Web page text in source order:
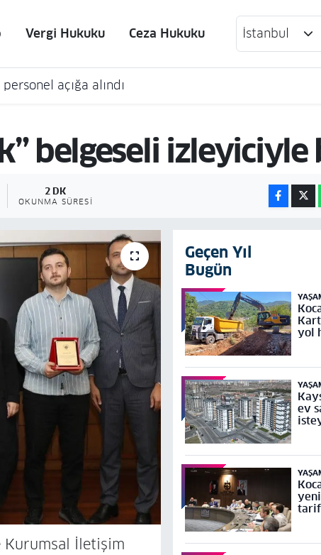
Vergi Hukuku Ceza Hukuku İstanbul
açığa alındı
belgeseli
2 DK
OKUNMA SÜRESI
Kurumsal İletişim
Geçen Yıl
Bugün
yol
ev